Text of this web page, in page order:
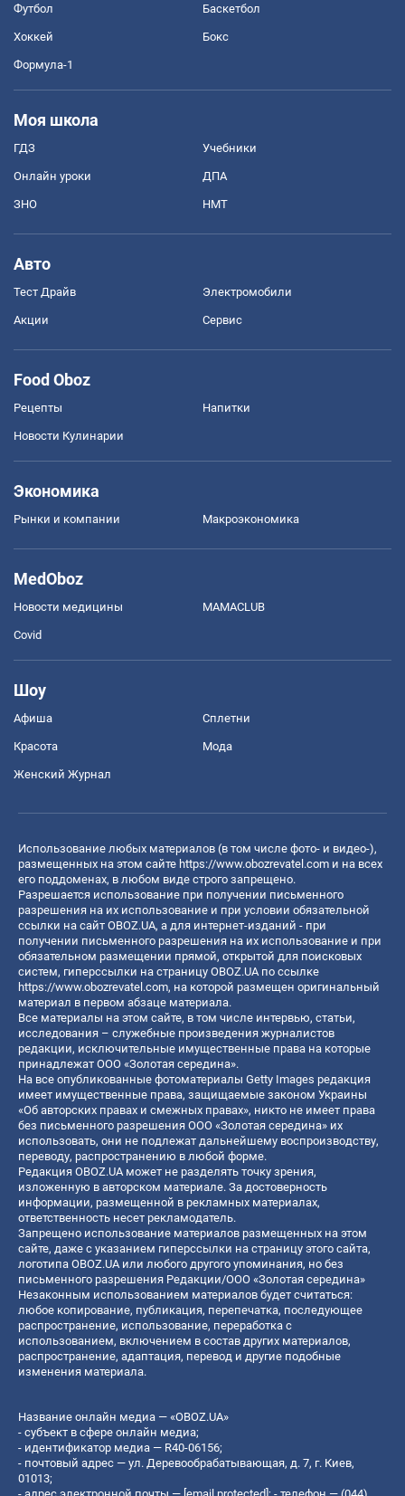
Футбол Баскетбол
Хоккей Бокс
Формула-1
Моя школа
ГДЗ Учебники
Онлайн уроки ДПА
ЗНО НМТ
Авто
Тест Драйв Электромобили
Акции Сервис
Food Oboz
Рецепты Напитки
Новости Кулинарии
Экономика
Рынки и компании Mакроэкономика
MedOboz
Новости медицины MAMACLUB
Covid
Шоу
Афиша Сплетни
Красота Мода
Женский Журнал
Использование любых материалов (в том числе фото- и видео-),
размещенных на этом сайте https://www.obozrevatel.com и на всех
его поддоменах, в любом виде строго запрещено.
Разрешается использование при получении письменного
разрешения на их использование и при условии обязательной
ссылки на сайт OBOZ.UA, а для интернет-изданий - при
получении письменного разрешения на их использование и при
обязательном размещении прямой, открытой для поисковых
систем, гиперссылки на страницу OBOZ.UA по ссылке
https://www.obozrevatel.com, на которой размещен оригинальный
материал в первом абзаце материала.
Все материалы на этом сайте, в том числе интервью, статьи,
исследования – служебные произведения журналистов
редакции, исключительные имущественные права на которые
принадлежат ООО «Золотая середина».
На все опубликованные фотоматериалы Getty Images редакция
имеет имущественные права, защищаемые законом Украины
«Об авторских правах и смежных правах», никто не имеет права
без письменного разрешения ООО «Золотая середина» их
использовать, они не подлежат дальнейшему воспроизводству,
переводу, распространению в любой форме.
Редакция OBOZ.UA может не разделять точку зрения,
изложенную в авторском материале. За достоверность
информации, размещенной в рекламных материалах,
ответственность несет рекламодатель.
Запрещено использование материалов размещенных на этом
сайте, даже с указанием гиперссылки на страницу этого сайта,
логотипа OBOZ.UA или любого другого упоминания, но без
письменного разрешения Редакции/ООО «Золотая середина»
Незаконным использованием материалов будет считаться:
любое копирование, публикация, перепечатка, последующее
распространение, использование, переработка с
использованием, включением в состав других материалов,
распространение, адаптация, перевод и другие подобные
изменения материала.
Название онлайн медиа — «OBOZ.UA»
- субъект в сфере онлайн медиа;
- идентификатор медиа — R40-06156;
- почтовый адрес — ул. Деревообрабатывающая, д. 7, г. Киев,
01013;